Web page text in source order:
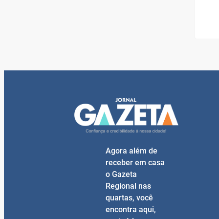
Agora além de
receber em casa
o Gazeta
Regional nas
quartas, você
encontra aqui,